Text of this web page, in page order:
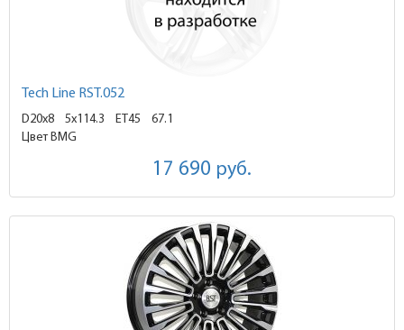
Tech Line RST.052
D20x8 5x114.3 ET45
67.1
Цвет BMG
17 690 руб.